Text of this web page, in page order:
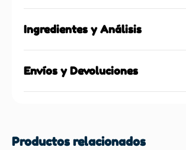
Ingredientes y Análisis
Envíos y Devoluciones
Productos relacionados